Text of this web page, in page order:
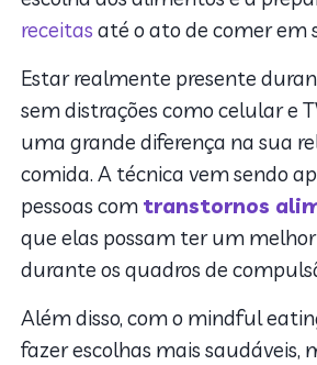
receitas até o ato de comer em
Estar realmente presente
sem distrações como celular e
uma grande diferença na sua
comida. A técnica vem sendo
pessoas com transtornos
que elas possam ter um
durante os quadros de
Além disso, com o mindful
fazer escolhas mais saudáveis,